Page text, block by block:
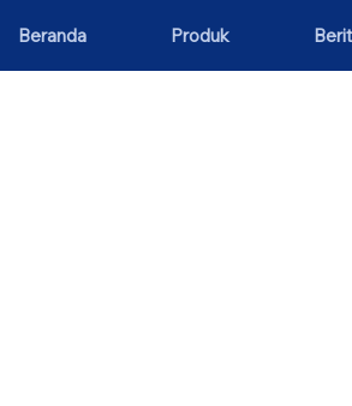
Beranda Produk